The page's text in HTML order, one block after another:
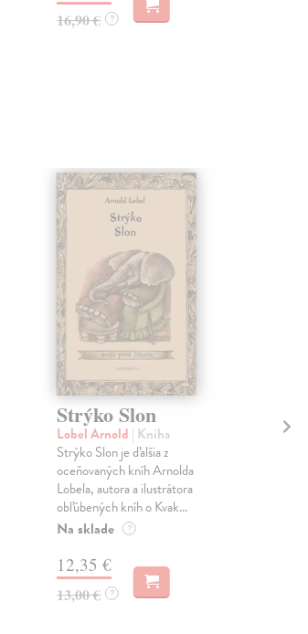
16,90 € ?
Strýko Slon
Lobel Arnold | Kniha
Strýko Slon je ďalšia z
oceňovaných kníh Arnolda
Lobela, autora a ilustrátora
obľúbených kníh o Kvak...
Na sklade ?
12,35 €
13,00 € ?